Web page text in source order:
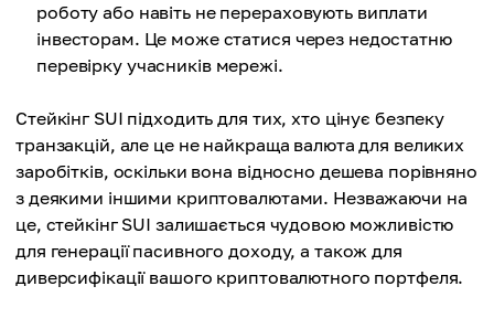
роботу або навіть не перераховують виплати
інвесторам. Це може статися через недостатню
перевірку учасників мережі.
Стейкінг SUI підходить для тих, хто цінує безпеку
транзакцій, але це не найкраща валюта для великих
заробітків, оскільки вона відносно дешева порівняно
з деякими іншими криптовалютами. Незважаючи на
це, стейкінг SUI залишається чудовою можливістю
для генерації пасивного доходу, а також для
диверсифікації вашого криптовалютного портфеля.